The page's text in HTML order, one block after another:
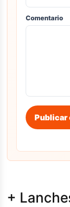
Comentario
Publicar
+